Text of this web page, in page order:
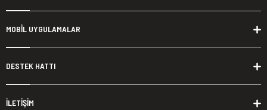
MOBİL UYGULAMALAR
DESTEK HATTI
İLETİŞİM